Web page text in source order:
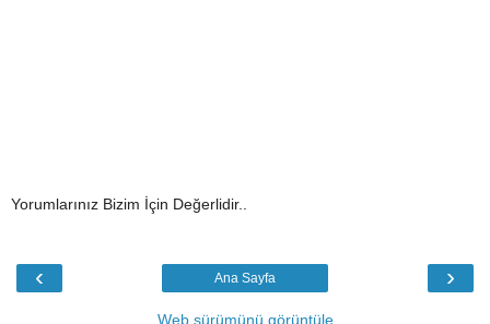
Yorumlarınız Bizim İçin Değerlidir..
‹ ›
Ana Sayfa
Web sürümünü görüntüle